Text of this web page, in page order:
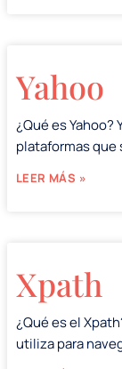
Yahoo
¿Qué es Yahoo?
plataformas que
LEER MÁS »
Xpath
¿Qué es el
utiliza para